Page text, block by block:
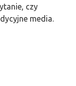
czy
media.